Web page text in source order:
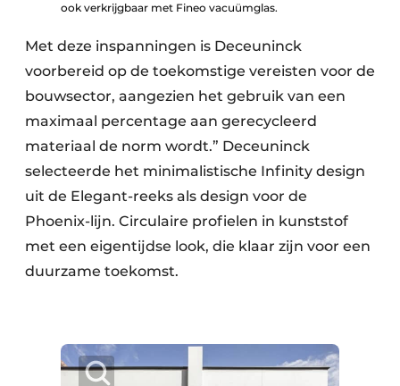
ook verkrijgbaar met Fineo vacuümglas.
Met deze inspanningen is Deceuninck
voorbereid op de toekomstige vereisten voor de
bouwsector, aangezien het gebruik van een
maximaal percentage aan gerecycleerd
materiaal de norm wordt.” Deceuninck
selecteerde het minimalistische Infinity design
uit de Elegant-reeks als design voor de
Phoenix-lijn. Circulaire profielen in kunststof
met een eigentijdse look, die klaar zijn voor een
duurzame toekomst.